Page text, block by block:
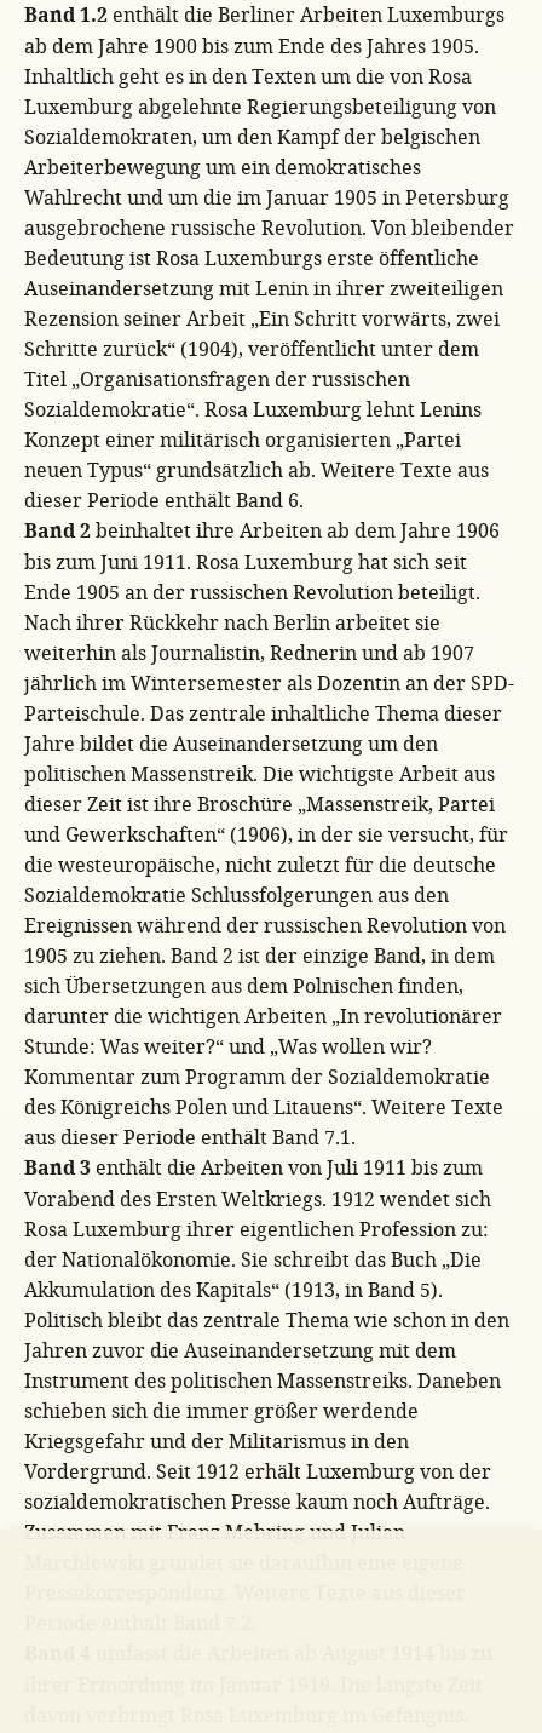
Band 1.2 enthält die Berliner Arbeiten Luxemburgs
ab dem Jahre 1900 bis zum Ende des Jahres 1905.
Inhaltlich geht es in den Texten um die von Rosa
Luxemburg abgelehnte Regierungsbeteiligung von
Sozialdemokraten, um den Kampf der belgischen
Arbeiterbewegung um ein demokratisches
Wahlrecht und um die im Januar 1905 in Petersburg
ausgebrochene russische Revolution. Von bleibender
Bedeutung ist Rosa Luxemburgs erste öffentliche
Auseinandersetzung mit Lenin in ihrer zweiteiligen
Rezension seiner Arbeit „Ein Schritt vorwärts, zwei
Schritte zurück“ (1904), veröffentlicht unter dem
Titel „Organisationsfragen der russischen
Sozialdemokratie“. Rosa Luxemburg lehnt Lenins
Konzept einer militärisch organisierten „Partei
neuen Typus“ grundsätzlich ab. Weitere Texte aus
dieser Periode enthält Band 6.
Band 2beinhaltet ihre Arbeiten ab dem Jahre 1906
bis zum Juni 1911. Rosa Luxemburg hat sich seit
Ende 1905 an der russischen Revolution beteiligt.
Nach ihrer Rückkehr nach Berlin arbeitet sie
weiterhin als Journalistin, Rednerin und ab 1907
jährlich im Wintersemester als Dozentin an der SPD-
Parteischule. Das zentrale inhaltliche Thema dieser
Jahre bildet die Auseinandersetzung um den
politischen Massenstreik. Die wichtigste Arbeit aus
dieser Zeit ist ihre Broschüre „Massenstreik, Partei
und Gewerkschaften“ (1906), in der sie versucht, für
die westeuropäische, nicht zuletzt für die deutsche
Sozialdemokratie Schlussfolgerungen aus den
Ereignissen während der russischen Revolution von
1905 zu ziehen. Band 2 ist der einzige Band, in dem
sich Übersetzungen aus dem Polnischen finden,
darunter die wichtigen Arbeiten „In revolutionärer
Stunde: Was weiter?“und „Was wollen wir?
Kommentar zum Programm der Sozialdemokratie
des Königreichs Polen und Litauens“. Weitere Texte
aus dieser Periode enthält Band 7.1.
Band 3 enthält die Arbeiten von Juli 1911 bis zum
Vorabend des Ersten Weltkriegs. 1912 wendet sich
Rosa Luxemburg ihrer eigentlichen Profession zu:
der Nationalökonomie. Sie schreibt das Buch „Die
Akkumulation des Kapitals“ (1913, in Band 5).
Politisch bleibt das zentrale Thema wie schon in den
Jahren zuvor die Auseinandersetzung mit dem
Instrument des politischen Massenstreiks. Daneben
schieben sich die immer größer werdende
Kriegsgefahr und der Militarismus in den
Vordergrund. Seit 1912 erhält Luxemburg von der
sozialdemokratischen Presse kaum noch Aufträge.
Zusammen mit Franz Mehring und Julian